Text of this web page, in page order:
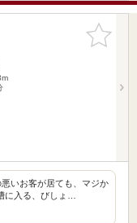
お気に入
りに追加
いお客が居ても、マジか
に入る、びしょ…